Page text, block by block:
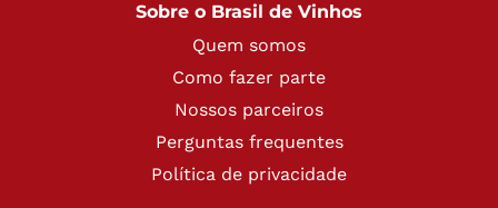
Sobre o Brasil de Vinhos
Quem somos
Como fazer parte
Nossos parceiros
Perguntas frequentes
Política de privacidade